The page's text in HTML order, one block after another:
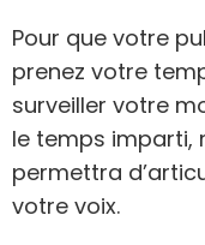
Pour que votre
prenez votre
surveiller votre
le temps imparti,
permettra
votre voix.